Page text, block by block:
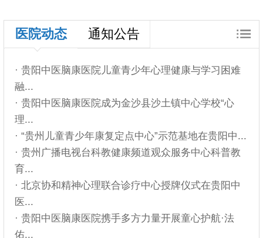
医院动态 通知公告
· 贵阳中医脑康医院儿童青少年心理健康与学习困难
融...
· 贵阳中医脑康医院成为金沙县沙土镇中心学校“心
理...
· “贵州儿童青少年康复定点中心”示范基地在贵阳中...
· 贵州广播电视台科教健康频道观众服务中心科普教
育...
· 北京协和精神心理联合诊疗中心授牌仪式在贵阳中
医...
· 贵阳中医脑康医院携手多方力量开展童心护航·法
佑...